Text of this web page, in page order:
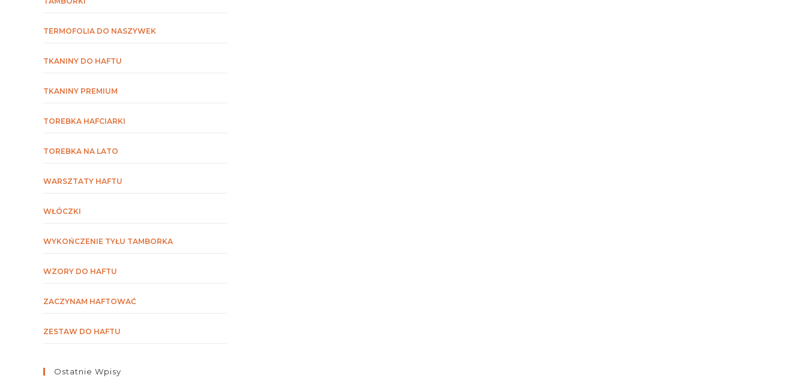
TERMOFOLIA DO NASZYWEK
TKANINY DO HAFTU
TKANINY PREMIUM
TOREBKA HAFCIARKI
TOREBKA NA LATO
WARSZTATY HAFTU
WŁÓCZKI
WYKOŃCZENIE TYŁU TAMBORKA
WZORY DO HAFTU
ZACZYNAM HAFTOWAĆ
ZESTAW DO HAFTU
Ostatnie Wpisy